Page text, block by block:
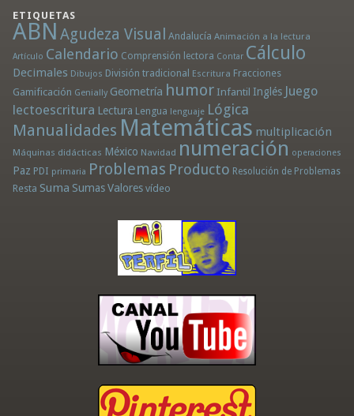
ETIQUETAS
ABN Agudeza Visual Andalucía Animación a la lectura
Artículo Calendario Comprensión lectora Contar Cálculo
Decimales Dibujos División tradicional Escritura Fracciones
Gamificación Genially Geometría humor Infantil Inglés Juego
lectoescritura Lectura Lengua lenguaje Lógica
Manualidades Matemáticas multiplicación
Máquinas didácticas México Navidad numeración operaciones
Paz PDI primaria Problemas Producto Resolución de Problemas
Resta Suma Sumas Valores vídeo